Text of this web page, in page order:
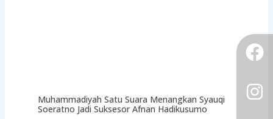
Muhammadiyah Satu Suara Menangkan Syauqi
Soeratno Jadi Suksesor Afnan Hadikusumo